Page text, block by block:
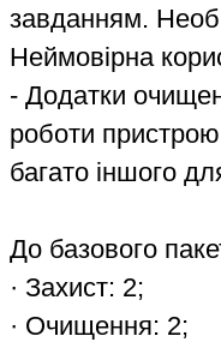
завданням.
Неймовірна
- Додатки
роботи
багато іншого
До базового
· Захист: 2;
· Очищення: 2;